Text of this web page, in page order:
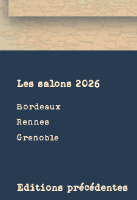
Les salons 2026
Bordeaux
Rennes
Grenoble
Editions précédentes